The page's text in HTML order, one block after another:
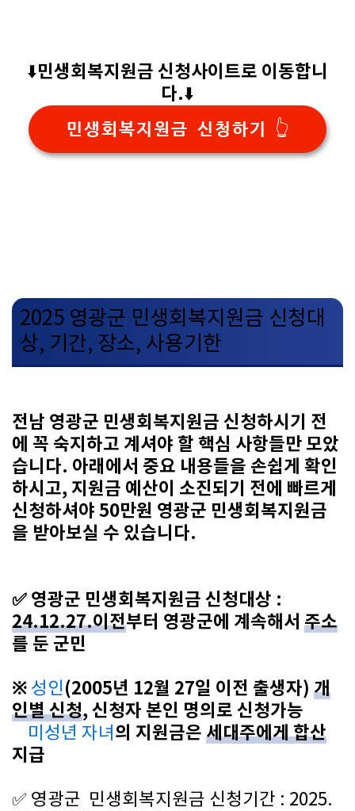
⬇️민생회복지원금 신청사이트로 이동합니
다.⬇️
민생회복지원금 신청하기 👆️
2025 영광군 민생회복지원금 신청대
상, 기간, 장소, 사용기한
전남 영광군 민생회복지원금 신청하시기 전
에 꼭 숙지하고 계셔야 할 핵심 사항들만 모았
습니다. 아래에서 중요 내용들을 손쉽게 확인
하시고, 지원금 예산이 소진되기 전에 빠르게
신청하셔야 50만원 영광군 민생회복지원금
을 받아보실 수 있습니다.
✅ 영광군 민생회복지원금 신청대상 :
24.12.27.이전부터 영광군에 계속해서 주소
를 둔 군민
※ 성인(2005년 12월 27일 이전 출생자) 개
인별 신청, 신청자 본인 명의로 신청가능
미성년 자녀 의 지원금은 세대주에게 합산
지급
✅ 영광군 민생회복지원금 신청기간 : 2025.